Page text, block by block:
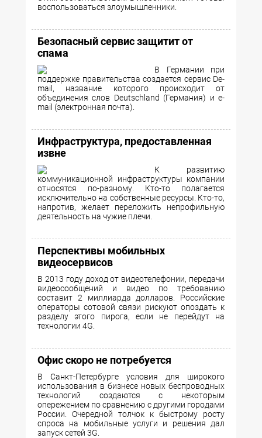
воспользоваться злоумышленники.
Безопасный сервис защитит от
спама
В Германии при
поддержке правительства создается сервис De-
mail, название которого происходит от
объединения слов Deutschland (Германия) и e-
mail (электронная почта).
Инфраструктура, предоставленная
извне
К развитию
коммуникационной инфраструктуры компании
относятся по-разному. Кто-то полагается
исключительно на собственные ресурсы. Кто-то,
напротив, желает переложить непрофильную
деятельность на чужие плечи.
Перспективы мобильных
видеосервисов
В 2013 году доход от видеотелефонии, передачи
видеосообщений и видео по требованию
составит 2 миллиарда долларов. Российские
операторы сотовой связи рискуют опоздать к
разделу этого пирога, если не перейдут на
технологии 4G.
Офис скоро не потребуется
В Санкт-Петербурге условия для широкого
использования в бизнесе новых беспроводных
технологий создаются с некоторым
опережением по сравнению с другими городами
России. Очередной толчок к быстрому росту
спроса на мобильные услуги и решения дал
запуск сетей 3G.